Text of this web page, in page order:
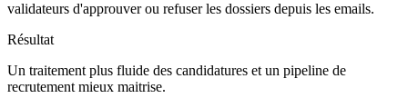
validateurs d'approuver ou refuser les dossiers depuis les emails.
Résultat
Un traitement plus fluide des candidatures et un pipeline de
recrutement mieux maitrise.